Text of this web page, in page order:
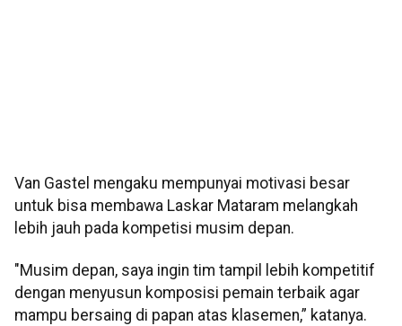
Van Gastel mengaku mempunyai motivasi besar
untuk bisa membawa Laskar Mataram melangkah
lebih jauh pada kompetisi musim depan.
"Musim depan, saya ingin tim tampil lebih kompetitif
dengan menyusun komposisi pemain terbaik agar
mampu bersaing di papan atas klasemen,” katanya.